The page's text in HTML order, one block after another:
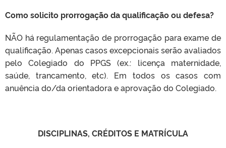
Como solicito prorrogação da qualificação ou defesa?
NÃO há regulamentação de prorrogação para exame de
qualificação. Apenas casos excepcionais serão avaliados
pelo Colegiado do PPGS (ex.: licença maternidade,
saúde, trancamento, etc). Em todos os casos com
anuência do/da orientadora e aprovação do Colegiado.
DISCIPLINAS, CRÉDITOS E MATRÍCULA